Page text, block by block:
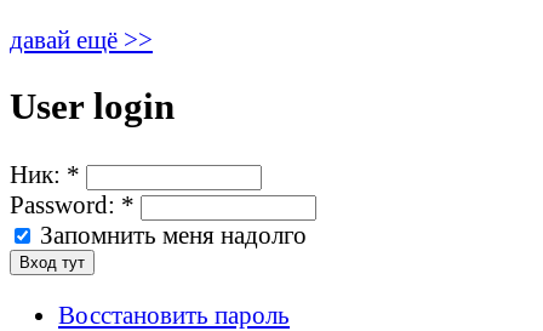
давай ещё >>
User login
Ник: *
Password: *
Запомнить меня надолго
Восстановить пароль